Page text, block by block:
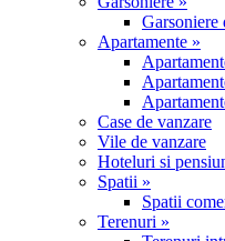
Garsoniere
Apartamente »
Case de vanzare
Vile de vanzare
Hoteluri si
Spatii »
Spatii
Terenuri »